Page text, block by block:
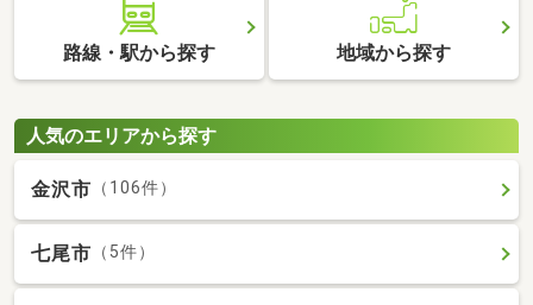
路線・駅から探す 地域から探す
人気のエリアから探す
金沢市 （106件）
七尾市 （5件）